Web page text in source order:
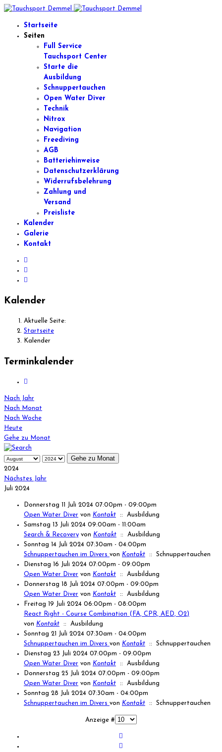
Startseite
Seiten
Full Service
Tauchsport Center
Starte die
Ausbildung
Schnuppertauchen
Open Water Diver
Technik
Nitrox
Navigation
Freediving
AGB
Batteriehinweise
Datenschutzerklärung
Widerrufsbelehrung
Zahlung und
Versand
Preisliste
Kalender
Galerie
Kontakt
Kalender
Aktuelle Seite:
Startseite
Kalender
Terminkalender
Nach Jahr
Nach Monat
Nach Woche
Heute
Gehe zu Monat
Gehe zu Monat
2024
Nächstes Jahr
Juli 2024
Donnerstag 11 Juli 2024 07:00pm - 09:00pm
Open Water Diver von Kontakt :: Ausbildung
Samstag 13 Juli 2024 09:00am - 11:00am
Search & Recovery von Kontakt :: Ausbildung
Sonntag 14 Juli 2024 07:30am - 04:00pm
Schnuppertauchen im Divers von Kontakt :: Schnuppertauchen
Dienstag 16 Juli 2024 07:00pm - 09:00pm
Open Water Diver von Kontakt :: Ausbildung
Donnerstag 18 Juli 2024 07:00pm - 09:00pm
Open Water Diver von Kontakt :: Ausbildung
Freitag 19 Juli 2024 06:00pm - 08:00pm
React Right - Course Combination (FA, CPR, AED, O2)
von Kontakt :: Ausbildung
Sonntag 21 Juli 2024 07:30am - 04:00pm
Schnuppertauchen im Divers von Kontakt :: Schnuppertauchen
Dienstag 23 Juli 2024 07:00pm - 09:00pm
Open Water Diver von Kontakt :: Ausbildung
Donnerstag 25 Juli 2024 07:00pm - 09:00pm
Open Water Diver von Kontakt :: Ausbildung
Sonntag 28 Juli 2024 07:30am - 04:00pm
Schnuppertauchen im Divers von Kontakt :: Schnuppertauchen
Limite der PaginierungslisteAnzeige #